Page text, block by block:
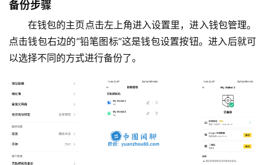
备份步骤
在钱包的主页点击左上角进入设置里，进入钱包管理。
点击钱包右边的“铅笔图标”这是钱包设置按钮。进入后就可
以选择不同的方式进行备份了。